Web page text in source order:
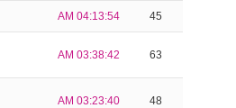
AM 04:13:54 45
AM 03:38:42 63
AM 03:23:40 48